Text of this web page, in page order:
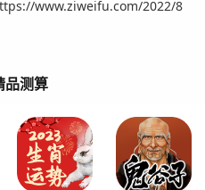
www.ziweifu.com/2022/8
品测算